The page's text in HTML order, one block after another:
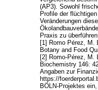
(AP3). Sowohl
Profile der
Veränderungen
Praxis zu überführen
[1] Romo Pérez, M.
Botany and Food
[2] Romo-Pérez, M.
Biochemistry 146:
Angaben zur
https://
BÖLN-Projektes